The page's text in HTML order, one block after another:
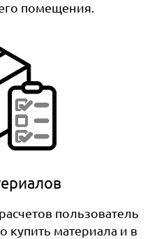
помещения.
пользователь
купить материала и в